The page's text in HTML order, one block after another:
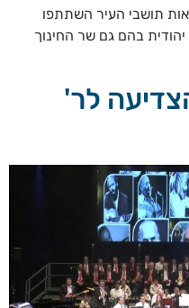
תושבי העיר השתתפו
בהם גם שר החינוך
לר'